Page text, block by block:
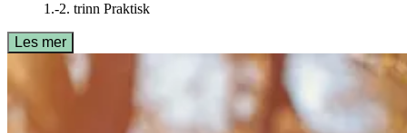
1.-2. trinn Praktisk
Les mer